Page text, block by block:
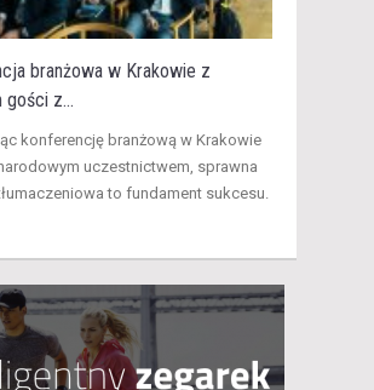
branżowa w Krakowie z
gości z...
konferencję branżową w Krakowie
uczestnictwem, sprawna
to fundament sukcesu.